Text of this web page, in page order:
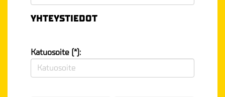
YHTEYSTIEDOT
Katuosoite (*):